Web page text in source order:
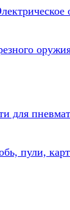
для
пули,